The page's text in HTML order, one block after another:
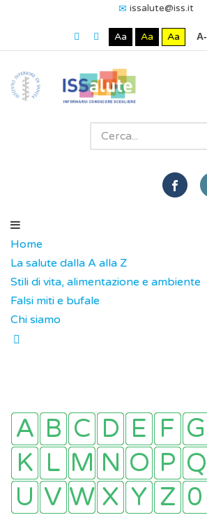
issalute@iss.it
Aa Aa Aa A-
Home
La salute dalla A alla Z
Stili di vita, alimentazione e ambiente
Falsi miti e bufale
Chi siamo